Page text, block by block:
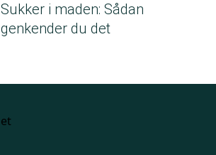
Sukker i maden: Sådan
genkender du det